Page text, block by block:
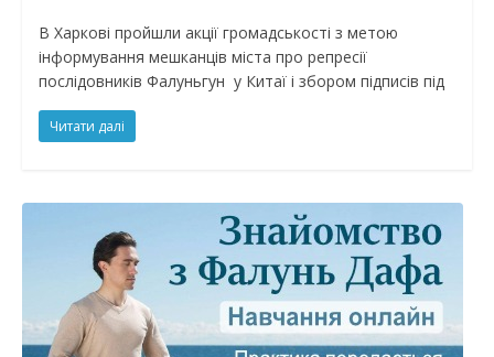
В Харкові пройшли акції громадськості з метою
інформування мешканців міста про репресії
послідовників Фалуньгун у Китаї і збором підписів під
Читати далі